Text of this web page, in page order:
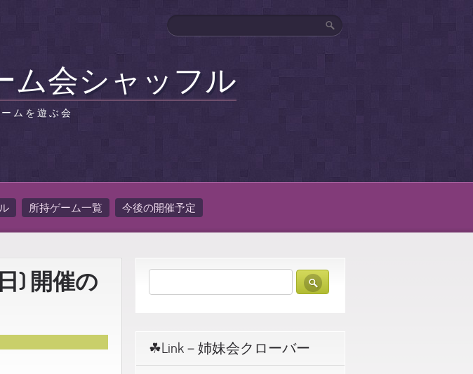
ム会シャッフル
ムを遊ぶ会
所持ゲーム一覧 今後の開催予定
) 開催の
☘Link－姉妹会クローバー